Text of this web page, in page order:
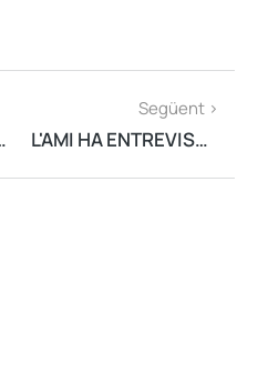
d’aquesta pandèmia”
Següent >
L'AMI HA ENTREVISTAT A MÉS DE 60 ALCALDES I ALCALDESSES PER LA GESTIÓ DE LA COVID-19 I ARA HO RECOLLIRÀ EN UN LLIBRE EN FORMA DE RECONEIXEMENT